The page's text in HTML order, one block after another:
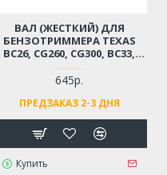
ВАЛ (ЖЕСТКИЙ) ДЛЯ
БЕНЗОТРИММЕРА TEXAS
BC26, CG260, CG300, BC33,
ШЛИЦОВ, 152 СМ, ДИАМЕТР
8 ММ)
645р.
ПРЕДЗАКАЗ 2-3 ДНЯ
Купить